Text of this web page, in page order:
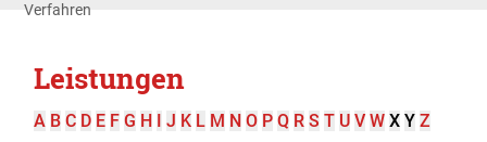
Verfahren
Leistungen
A B C D E F G H I J K L M N O P Q R S T U V W X Y Z